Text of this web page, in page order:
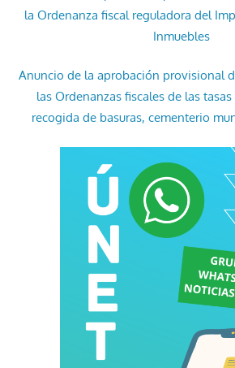
la Ordenanza fiscal reguladora del
Inmuebles
Anuncio de la aprobación provisional
las Ordenanzas fiscales de las
recogida de basuras, cementerio